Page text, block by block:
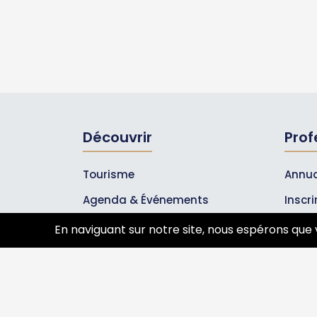
Découvrir
Tourisme
Agenda & Événements
Inscrire un événement
Qui sommes-nous ?
Les
En naviguant sur notre site, nous espérons